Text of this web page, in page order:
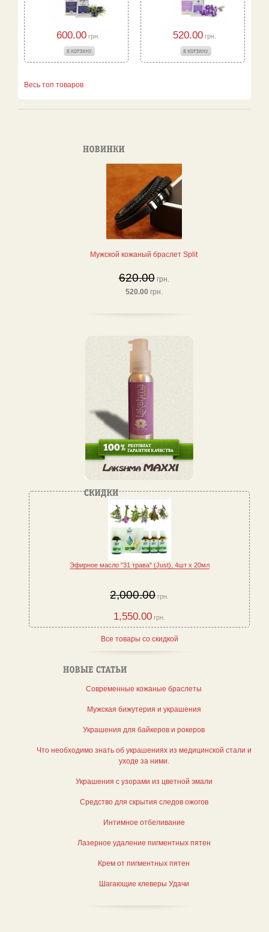
600.00грн. 520.00грн.
Весь топ товаров
Мужской кожаный браслет Split
620.00грн.
520.00 грн.
Эфирное масло "31 трава" (Just), 4шт x 20мл
2,000.00 грн.
1,550.00 грн.
Все товары со скидкой
Современные кожаные браслеты
Мужская бижутерия и украшения
Украшения для байкеров и рокеров
Что необходимо знать об украшениях из медицинской стали и
уходе за ними.
Украшения с узорами из цветной эмали
Средство для скрытия следов ожогов
Интимное отбеливание
Лазерное удаление пигментных пятен
Крем от пигментных пятен
Шагающие клеверы Удачи